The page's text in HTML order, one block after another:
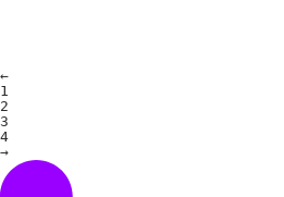
←
1
2
3
4
→